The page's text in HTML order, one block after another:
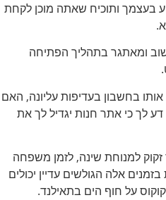
ותוכיח שאתה מוכן לקחת
ומאתגר בתהליך הפתיחה
בחשבון בעדיפות עליונה, האם
דע לך כי אתר חנות יגדיל לך את
למנוחת שינה, לזמן משפחה
אלה הגולשים עדיין יכולים
על חוף הים בתאילנד.